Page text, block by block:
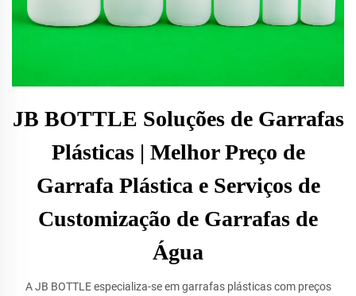
JB BOTTLE Soluções de Garrafas
Plásticas | Melhor Preço de
Garrafa Plástica e Serviços de
Customização de Garrafas de
Água
A JB BOTTLE especializa-se em garrafas plásticas com preços